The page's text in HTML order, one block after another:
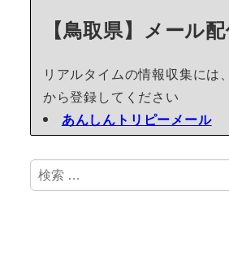
【鳥取県】メール
リアルタイムの情報収集には
から登録してください
あんしんトリピーメール
検
索